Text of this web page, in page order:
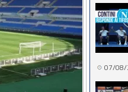
07/08/